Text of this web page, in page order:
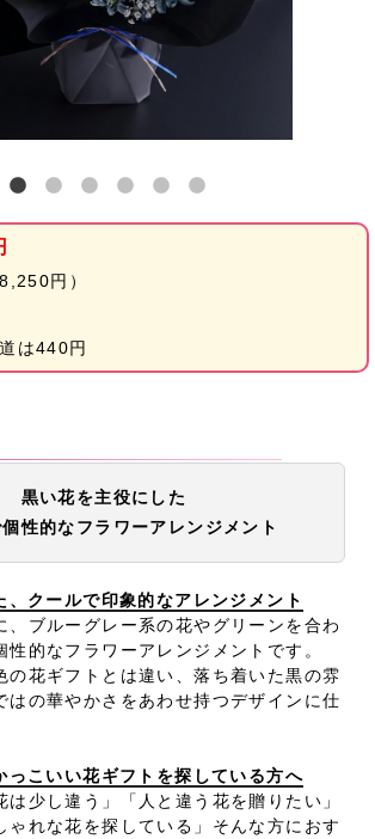
円）
は440円
黒い花を主役にした
性的なフラワーアレンジメント
、クールで印象的なアレンジメント
、ブルーグレー系の花やグリーンを合わ
性的なフラワーアレンジメントです。
の花ギフトとは違い、落ち着いた黒の雰
はの華やかさをあわせ持つデザインに仕
っこいい花ギフトを探している方へ
は少し違う」「人と違う花を贈りたい」
ゃれな花を探している」そんな方におす